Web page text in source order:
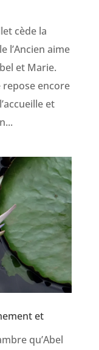
cède la
l’Ancien aime
et Marie.
repose encore
et
et
qu’Abel